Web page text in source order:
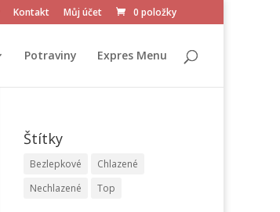
Kontakt Můj účet 0 položky
Potraviny Expres Menu
Štítky
Bezlepkové
Chlazené
Nechlazené
Top